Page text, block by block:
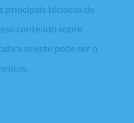
principais técnicas de
conteúdo sobre
se este pode ser o